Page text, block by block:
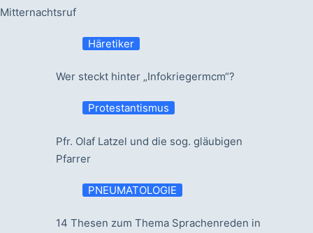
Mitternachtsruf
Häretiker
Wer steckt hinter „Infokriegermcm“?
Protestantismus
Pfr. Olaf Latzel und die sog. gläubigen
Pfarrer
PNEUMATOLOGIE
14 Thesen zum Thema Sprachenreden in